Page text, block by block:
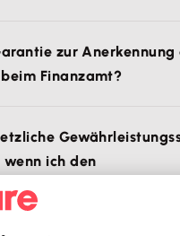
zur Anerkennung
Finanzamt?
wenn ich den